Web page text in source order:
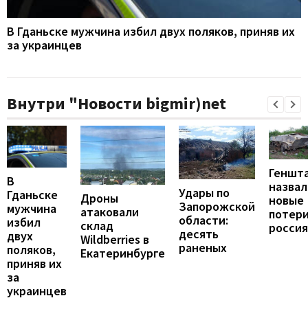
В Гданьске мужчина избил двух поляков, приняв их
за украинцев
Внутри "Новости bigmir)net
В
Гданьске
мужчина
избил
двух
поляков,
приняв их
за
украинцев
Дроны
атаковали
склад
Wildberries в
Екатеринбурге
Удары по
Запорожской
области:
десять
раненых
назвал
новые